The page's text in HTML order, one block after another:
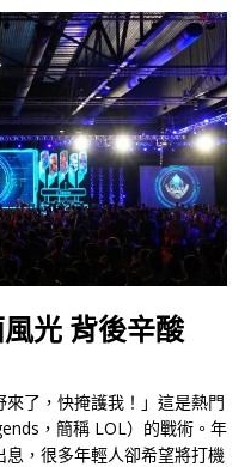
光 背後辛酸
來了，快掩護我！」這是熱門
，簡稱 LOL）的戰術。年
，很多年輕人卻希望將打機